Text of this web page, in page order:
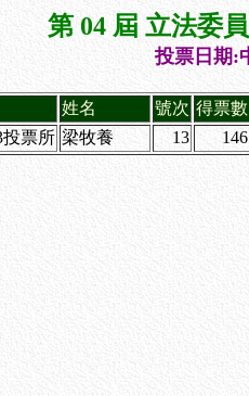
第 04 屆 立法委
投票日期:
姓名 號次 得票數
投票所 梁牧養 13 146